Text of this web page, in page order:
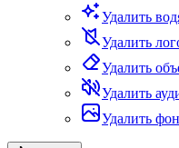
Удалить
Удалить
Удалить
Удалить
Удалить